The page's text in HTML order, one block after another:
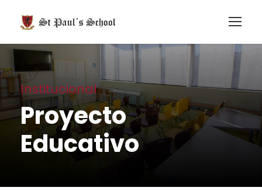
Institucional
Proyecto
Educativo